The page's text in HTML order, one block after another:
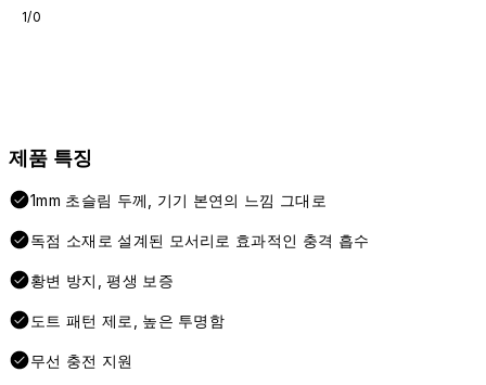
1/0
제품 특징
1mm 초슬림 두께, 기기 본연의 느낌 그대로
독점 소재로 설계된 모서리로 효과적인 충격 흡수
황변 방지, 평생 보증
도트 패턴 제로, 높은 투명함
무선 충전 지원